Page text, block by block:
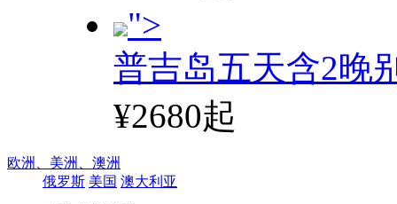
">
普吉岛五天含2晚
¥2680起
欧洲、 美洲、 澳洲
俄罗斯 美国 澳大利亚